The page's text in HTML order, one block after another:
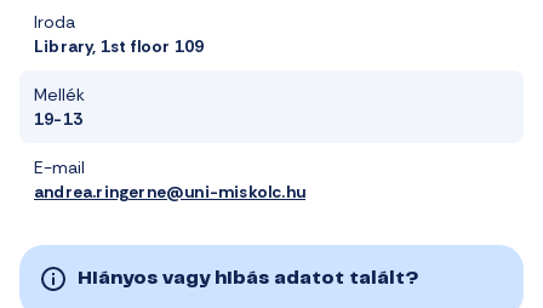
Iroda
Library, 1st floor 109
Mellék
19-13
E-mail
andrea.ringerne@uni-miskolc.hu
Hiányos vagy hibás adatot talált?